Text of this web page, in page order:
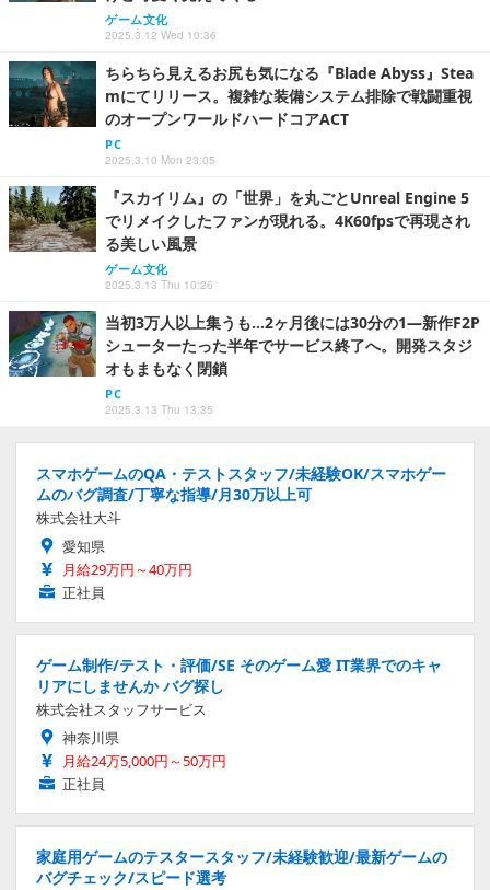
ゲーム文化
2025.3.12 Wed 10:36
ちらちら見えるお尻も気になる『Blade Abyss』Stea
mにてリリース。複雑な装備システム排除で戦闘重視
のオープンワールドハードコアACT
PC
2025.3.10 Mon 23:05
『スカイリム』の「世界」を丸ごとUnreal Engine 5
でリメイクしたファンが現れる。4K60fpsで再現され
る美しい風景
ゲーム文化
2025.3.13 Thu 10:26
当初3万人以上集うも…2ヶ月後には30分の1―新作F2P
シューターたった半年でサービス終了へ。開発スタジ
オもまもなく閉鎖
PC
2025.3.13 Thu 13:35
スマホゲームのQA・テストスタッフ/未経験OK/スマホゲー
ムのバグ調査/丁寧な指導/月30万以上可
株式会社大斗
愛知県
月給29万円～40万円
正社員
ゲーム制作/テスト・評価/SE そのゲーム愛 IT業界でのキャ
リアにしませんか バグ探し
株式会社スタッフサービス
神奈川県
月給24万5,000円～50万円
正社員
家庭用ゲームのテスタースタッフ/未経験歓迎/最新ゲームの
バグチェック/スピード選考